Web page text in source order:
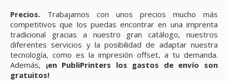
Precios. Trabajamos con unos precios mucho más
competitivos que los puedas encontrar en una imprenta
tradicional gracias a nuestro gran catálogo, nuestros
diferentes servicios y la posibilidad de adaptar nuestra
tecnología, como es la impresión offset, a tu demanda.
Además, ¡en PubliPrinters los gastos de envío son
gratuitos!